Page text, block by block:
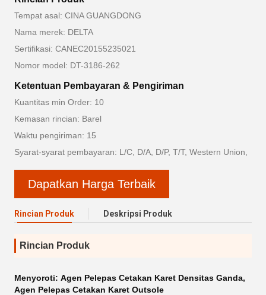
Tempat asal: CINA GUANGDONG
Nama merek: DELTA
Sertifikasi: CANEC20155235021
Nomor model: DT-3186-262
Ketentuan Pembayaran & Pengiriman
Kuantitas min Order: 10
Kemasan rincian: Barel
Waktu pengiriman: 15
Syarat-syarat pembayaran: L/C, D/A, D/P, T/T, Western Union,
Dapatkan Harga Terbaik
Rincian Produk Deskripsi Produk
Rincian Produk
Menyoroti: Agen Pelepas Cetakan Karet Densitas Ganda,
Agen Pelepas Cetakan Karet Outsole